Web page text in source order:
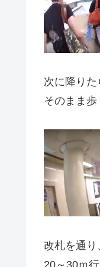
次に降りた
そのまま歩
改札を通り
20～30ｍ